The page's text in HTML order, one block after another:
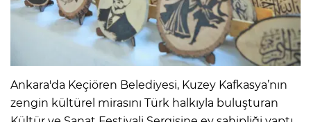
Ankara'da Keçiören Belediyesi, Kuzey Kafkasya’nın
zengin kültürel mirasını Türk halkıyla buluşturan